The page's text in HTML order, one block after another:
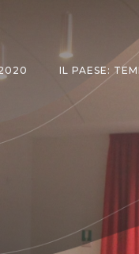
IL PAESE: